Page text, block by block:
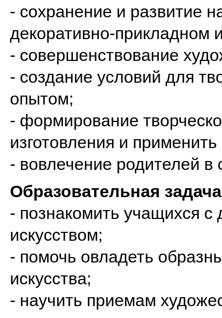
- сохранение и развитие
декоративно-прикладном
- совершенствование
- создание условий для
опытом;
- формирование
изготовления и
- вовлечение родителей в
Образовательная
- познакомить учащихся
искусством;
- помочь овладеть
искусства;
- научить приемам